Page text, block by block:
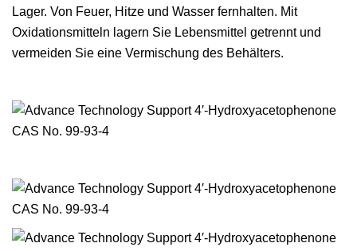
Lager. Von Feuer, Hitze und Wasser fernhalten. Mit
Oxidationsmitteln lagern Sie Lebensmittel getrennt und
vermeiden Sie eine Vermischung des Behälters.